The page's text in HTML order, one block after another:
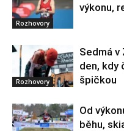
Rozhovory
výkonu,
Rozhovory
Sedmá v
den, kdy
špičkou
Od
běhu,